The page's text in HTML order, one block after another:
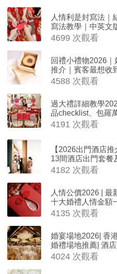
人情利是封寫法｜
寫法教學｜中英文
4699 次觀看
回禮小禮物2026
推介｜賓客最想收
妹禮物（持續更新）
4588 次觀看
過大禮詳細教學
品checklist、包羅
吉祥說話
4191 次觀看
【2026出門酒店
13間酒店出門套餐
4182 次觀看
人情公價2026 | 最
十大婚禮人情金額
法
4135 次觀看
婚宴場地2026| 香
婚禮場地推薦| 酒
4024 次觀看